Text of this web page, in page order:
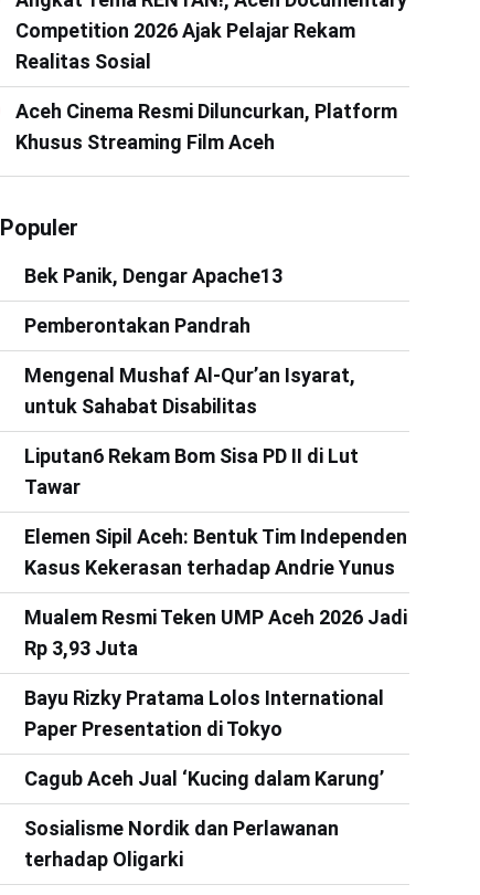
Competition 2026 Ajak Pelajar Rekam
Realitas Sosial
Aceh Cinema Resmi Diluncurkan, Platform
Khusus Streaming Film Aceh
Populer
Bek Panik, Dengar Apache13
Pemberontakan Pandrah
Mengenal Mushaf Al-Qur’an Isyarat,
untuk Sahabat Disabilitas
Liputan6 Rekam Bom Sisa PD II di Lut
Tawar
Elemen Sipil Aceh: Bentuk Tim Independen
Kasus Kekerasan terhadap Andrie Yunus
Mualem Resmi Teken UMP Aceh 2026 Jadi
Rp 3,93 Juta
Bayu Rizky Pratama Lolos International
Paper Presentation di Tokyo
Cagub Aceh Jual ‘Kucing dalam Karung’
Sosialisme Nordik dan Perlawanan
terhadap Oligarki